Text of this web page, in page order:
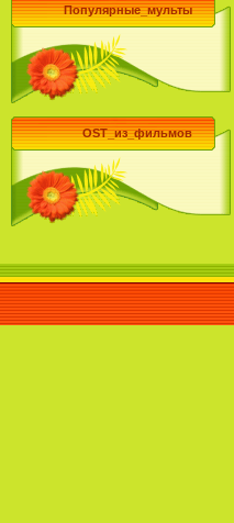
Популярные_мульты
OST_из_фильмов